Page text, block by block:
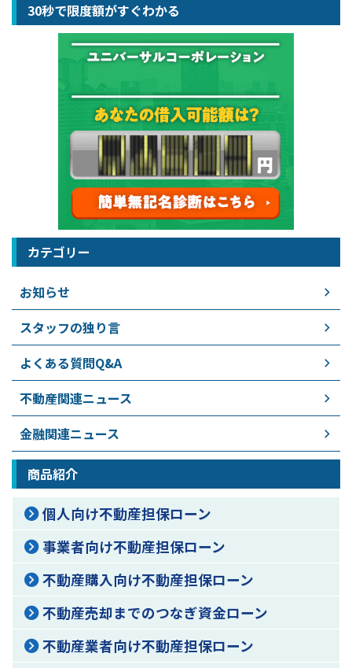
30秒で限度額がすぐわかる
カテゴリー
お知らせ
スタッフの独り言
よくある質問Q&A
不動産関連ニュース
金融関連ニュース
商品紹介
個人向け不動産担保ローン
事業者向け不動産担保ローン
不動産購入向け不動産担保ローン
不動産売却までのつなぎ資金ローン
不動産業者向け不動産担保ローン